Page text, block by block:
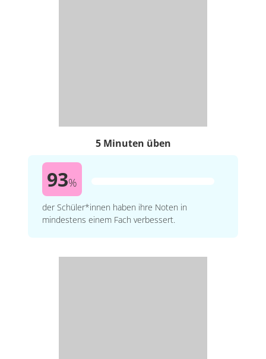
5 Minuten üben
93%
der Schüler*innen haben ihre Noten in
mindestens einem Fach verbessert.